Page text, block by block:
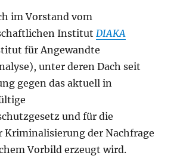
im Vorstand vom
Institut DIAKA
für Angewandte
unter deren Dach seit
gegen das aktuell in
und für die
Kriminalisierung der Nachfrage
Vorbild erzeugt wird.